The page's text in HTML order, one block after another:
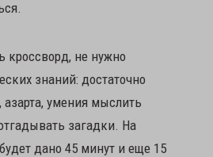
кроссворд, не нужно
знаний: достаточно
умения мыслить
загадки. На
дано 45 минут и еще 15